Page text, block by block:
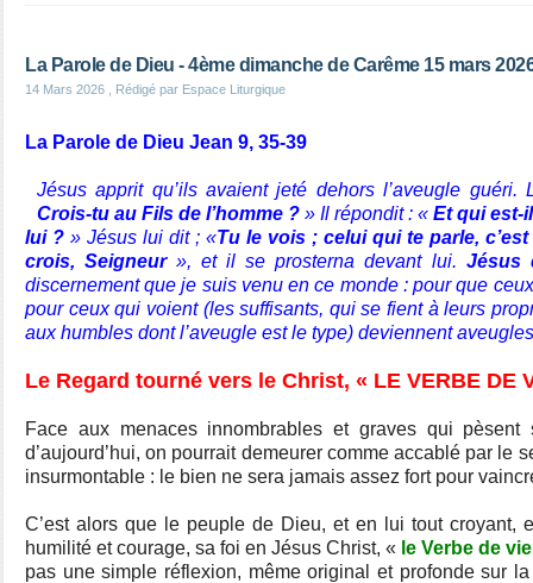
La Parole de Dieu - 4ème dimanche de Carême 15 mars
14 Mars 2026 , Rédigé par Espace Liturgique
La Parole de Dieu Jean 9, 35-39
Jésus apprit qu’ils avaient jeté dehors l’aveugle
Crois-tu au Fils de l’homme ? » Il répondit : « Et qui est-
lui ? » Jésus lui dit ; «Tu le vois ; celui qui te parle,
crois, Seigneur», et il se prosterna devant lui. Jésus
discernement que je suis venu en ce monde : pour que
pour ceux qui voient (les suffisants, qui se fient à leurs
aux humbles dont l’aveugle est le type) deviennent
Le Regard tourné vers le Christ, « LE VERBE DE
Face aux menaces innombrables et graves qui
d’aujourd’hui, on pourrait demeurer comme accablé par le
insurmontable : le bien ne sera jamais assez fort pour
C’est alors que le peuple de Dieu, et en lui tout croyant,
humilité et courage, sa foi en Jésus Christ, « le Verbe de vie
pas une simple réflexion, même original et profonde sur